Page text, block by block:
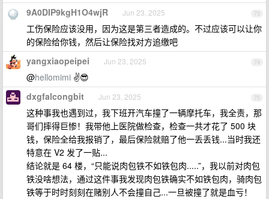
73
9A0DIP9kgH1O4wjR Jun 23, 2025
工伤保险应该没用，因为这是第三者造成的。不过应该可以让你
的保险给你钱，然后让保险找对方追缴吧
74
yangxiaopeipei Jun 23, 2025
@hellomimi ✌️😎
75
dxgfalcongbit Jun 23, 2025
这种事我也遇到过，我下班开汽车撞了一辆摩托车，我全责，那
哥们摔得巨惨！我带他上医院做检查，检查一共才花了 500 块
钱，保险全给我报销了，最后保险就赔了他一丢丢钱...当时我还
特意在 V2 发了一贴...
结论就是 64 楼，“只能说肉包铁不如铁包肉.....”，我以前对肉包
铁没啥想法，通过这件事我发现肉包铁确实不如铁包肉，骑肉包
铁等于时时刻刻在赌别人不会撞自己...一旦被撞了就是血亏！